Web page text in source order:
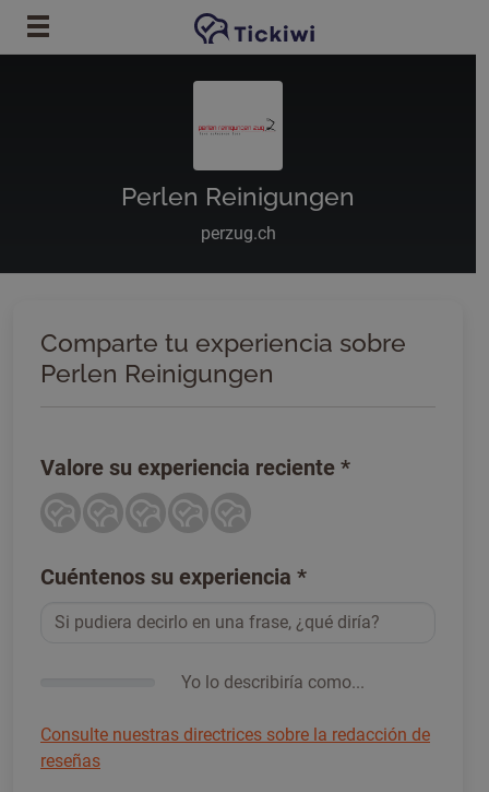
Ir al contenido principal
Perlen Reinigungen
perzug.ch
Comparte tu experiencia sobre
Perlen Reinigungen
Valore su experiencia reciente *
Cuéntenos su experiencia *
Yo lo describiría como...
Consulte nuestras directrices sobre la redacción de
reseñas